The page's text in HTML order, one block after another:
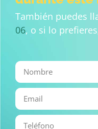
También puedes
06, o si lo